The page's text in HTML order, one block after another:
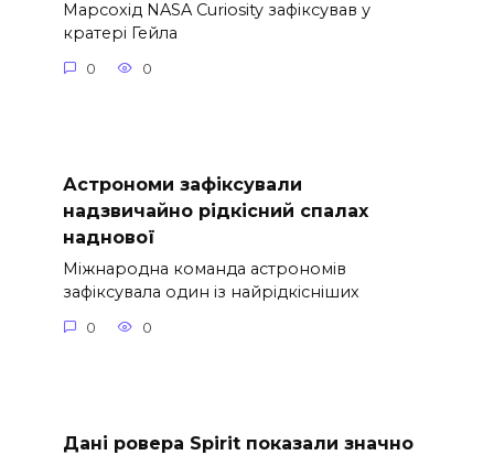
Марсохід NASA Curiosity зафіксував у
кратері Гейла
0 0
Астрономи зафіксували
надзвичайно рідкісний спалах
наднової
Міжнародна команда астрономів
зафіксувала один із найрідкісніших
0 0
Дані ровера Spirit показали значно